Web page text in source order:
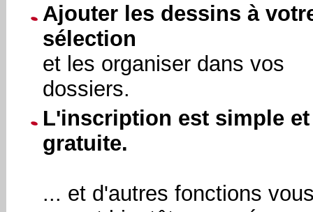
Ajouter les dessins à
sélection
et les organiser dans vos
dossiers.
L'inscription est simple et
gratuite.
... et d'autres fonctions